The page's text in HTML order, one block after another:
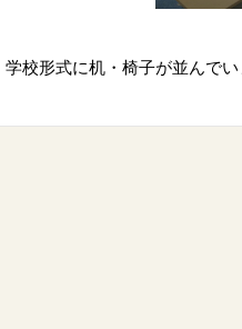
学校形式に机・椅子が並んで